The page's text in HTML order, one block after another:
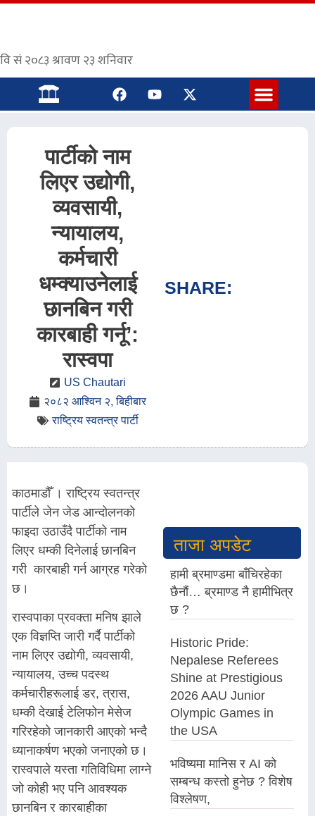
पार्टीको नाम
लिएर उद्योगी,
व्यवसायी,
न्यायालय,
कर्मचारी
धम्क्याउनेलाई
छानबिन गरी
कारबाही गर्नू’:
रास्वपा
US Chautari
२०८२ आश्विन २, बिहीबार
राष्ट्रिय स्वतन्त्र पार्टी
SHARE:
काठमाडौँ । राष्ट्रिय स्वतन्त्र
पार्टीले जेन जेड आन्दोलनको
फाइदा उठाउँदै पार्टीको नाम
लिएर धम्की दिनेलाई छानबिन
गरी कारबाही गर्न आग्रह गरेको
छ।
रास्वपाका प्रवक्ता मनिष झाले
एक विज्ञप्ति जारी गर्दै पार्टीको
नाम लिएर उद्योगी, व्यवसायी,
न्यायालय, उच्च पदस्थ
कर्मचारीहरूलाई डर, त्रास,
धम्की देखाई टेलिफोन मेसेज
गरिरहेको जानकारी आएको भन्दै
ध्यानाकर्षण भएको जनाएको छ।
रास्वपाले यस्ता गतिविधिमा लाग्ने
जो कोही भए पनि आवश्यक
छानबिन र कारबाहीका
ताजा अपडेट
हामी ब्रमाण्डमा बाँचिरहेका
छैनौं… ब्रमाण्ड नै हामीभित्र
छ ?
Historic Pride:
Nepalese Referees
Shine at Prestigious
2026 AAU Junior
Olympic Games in
the USA
भविष्यमा मानिस र AI को
सम्बन्ध कस्तो हुनेछ ? विशेष
विश्लेषण,